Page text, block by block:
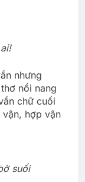
nhưng
nổi nang
chữ cuối
hợp vận
suối